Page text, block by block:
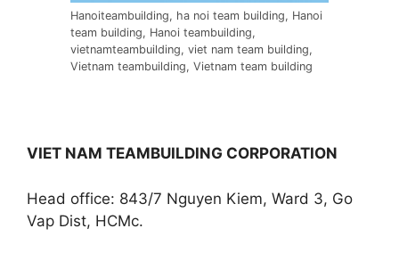
Hanoiteambuilding, ha noi team building, Hanoi
team building, Hanoi teambuilding,
vietnamteambuilding, viet nam team building,
Vietnam teambuilding, Vietnam team building
VIET NAM TEAMBUILDING CORPORATION
Head office: 843/7 Nguyen Kiem, Ward 3, Go
Vap Dist, HCMc.